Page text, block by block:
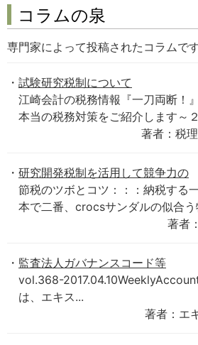
コラムの泉
専門家によって投稿されたコラムです
試験研究税制について
江崎会計の税務情報『一刀両断！
本当の税務対策をご紹介します～
著者：税
研究開発税制を活用して競争力の
節税のツボとコツ：：：納税する
本で二番、crocsサンダルの似合
著者
監査法人ガバナンスコード等
vol.368-
は、エキス...
著者：エ